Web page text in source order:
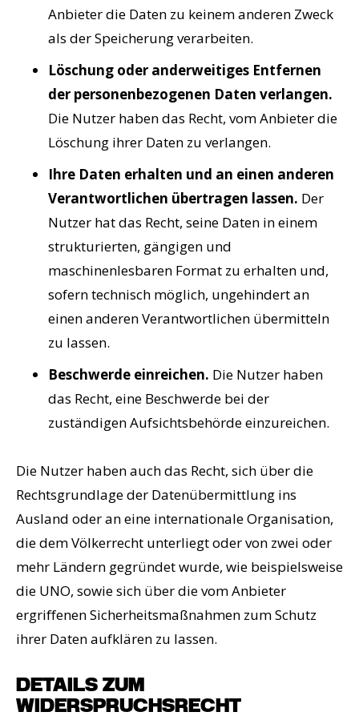
Anbieter die Daten zu keinem anderen Zweck
als der Speicherung verarbeiten.
Löschung oder anderweitiges Entfernen
der personenbezogenen Daten verlangen.
Die Nutzer haben das Recht, vom Anbieter die
Löschung ihrer Daten zu verlangen.
Ihre Daten erhalten und an einen anderen
Verantwortlichen übertragen lassen. Der
Nutzer hat das Recht, seine Daten in einem
strukturierten, gängigen und
maschinenlesbaren Format zu erhalten und,
sofern technisch möglich, ungehindert an
einen anderen Verantwortlichen übermitteln
zu lassen.
Beschwerde einreichen. Die Nutzer haben
das Recht, eine Beschwerde bei der
zuständigen Aufsichtsbehörde einzureichen.
Die Nutzer haben auch das Recht, sich über die
Rechtsgrundlage der Datenübermittlung ins
Ausland oder an eine internationale Organisation,
die dem Völkerrecht unterliegt oder von zwei oder
mehr Ländern gegründet wurde, wie beispielsweise
die UNO, sowie sich über die vom Anbieter
ergriffenen Sicherheitsmaßnahmen zum Schutz
ihrer Daten aufklären zu lassen.
DETAILS ZUM
WIDERSPRUCHSRECHT